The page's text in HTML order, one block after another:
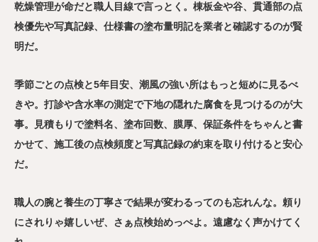
乾燥管理が命だと職人目線で言っとく。棟板金や谷、貫通部の点
検優先や写真記録、仕様書の塗布量明記を業者と確認するのが賢
明だ。
季節ごとの点検と5年目安、潮風の強い所はもっと短めに見るべ
きや。打診や含水率の測定で下地の隠れた腐食を見つけるのが大
事。見積もりで塗料名、塗布回数、膜厚、保証条件をちゃんと書
かせて、施工後の点検頻度と写真記録の約束を取り付けると安心
だ。
職人の腕と養生の丁寧さで結果が変わるってのも忘れんな。頼り
にされりゃ嬉しいぜ、さぁ点検始めっぺよ。遠慮なく声かけてく